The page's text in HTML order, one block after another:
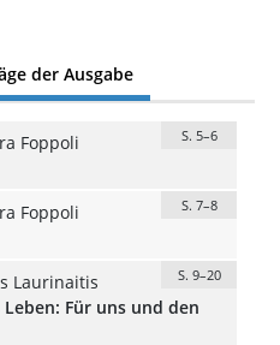
der Ausgabe
Foppoli S. 5–6
Foppoli
S. 7–8
Laurinaitis
S. 9–20
Für uns und den